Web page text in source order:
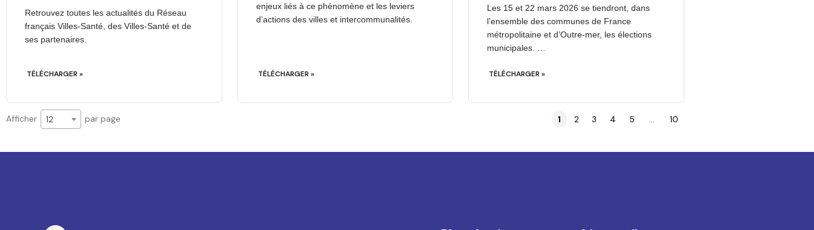
Retrouvez toutes les actualités du Réseau
français Villes-Santé, des Villes-Santé et de
ses partenaires.
TÉLÉCHARGER »
enjeux liés à ce phénomène et les leviers
d’actions des villes et intercommunalités.
TÉLÉCHARGER »
Les 15 et 22 mars 2026 se tiendront, dans
l’ensemble des communes de France
métropolitaine et d’Outre-mer, les élections
municipales. …
TÉLÉCHARGER »
Afficher 12 par page 1 2 3 4 5 10